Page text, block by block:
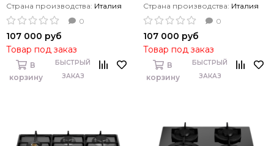
Страна производства: Италия
0
107 000 руб
Товар под заказ
В
корзину
БЫСТРЫЙ
ЗАКАЗ
Страна производства: Италия
0
107 000 руб
Товар под заказ
В
корзину
БЫСТРЫЙ
ЗАКАЗ